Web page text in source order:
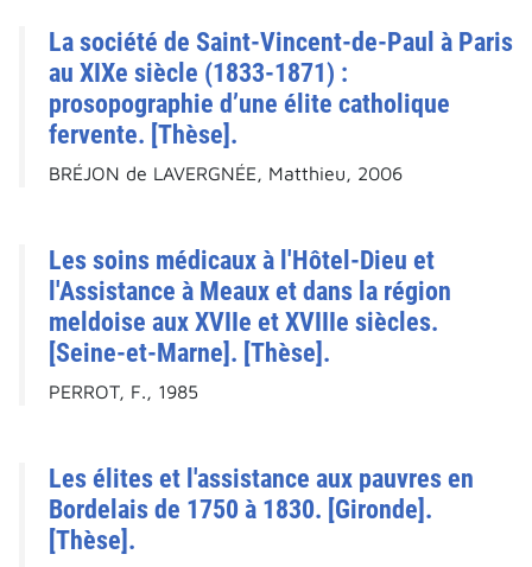
La société de Saint-Vincent-de-Paul à Paris
au XIXe siècle (1833-1871) :
prosopographie d’une élite catholique
fervente. [Thèse].
BRÉJON de LAVERGNÉE, Matthieu, 2006
Les soins médicaux à l'Hôtel-Dieu et
l'Assistance à Meaux et dans la région
meldoise aux XVIIe et XVIIIe siècles.
[Seine-et-Marne]. [Thèse].
PERROT, F., 1985
Les élites et l'assistance aux pauvres en
Bordelais de 1750 à 1830. [Gironde].
[Thèse].